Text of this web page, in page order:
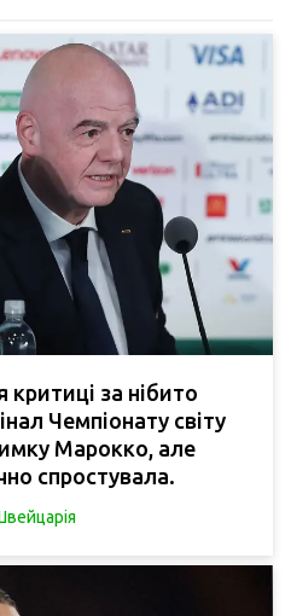
критиці за нібито
Чемпіонату світу
Марокко, але
спростувала.